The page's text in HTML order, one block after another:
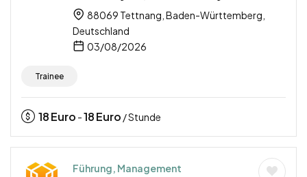
88069 Tettnang, Baden-Württemberg,
Deutschland
03/08/2026
Trainee
18Euro -18Euro / Stunde
Führung, Management